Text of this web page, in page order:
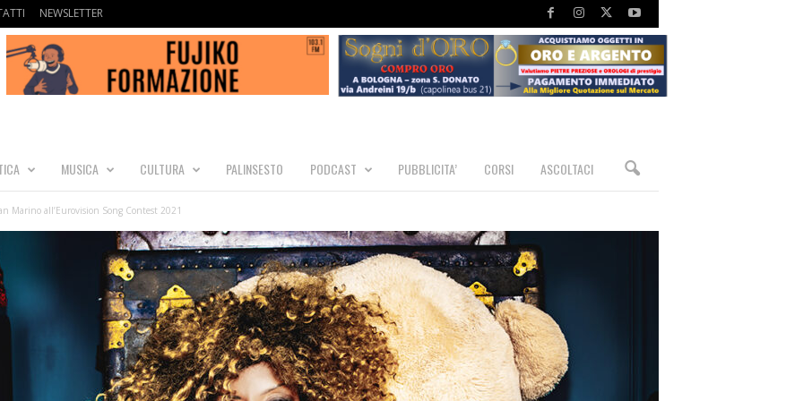
NEWSLETTER
MUSICA CULTURA PALINSESTO PODCAST PUBBLICITA’ CORSI ASCOLTACI
Marino all’Eurovision Song Contest 2021